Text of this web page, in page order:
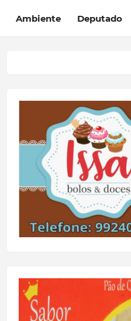
Ambiente Deputado